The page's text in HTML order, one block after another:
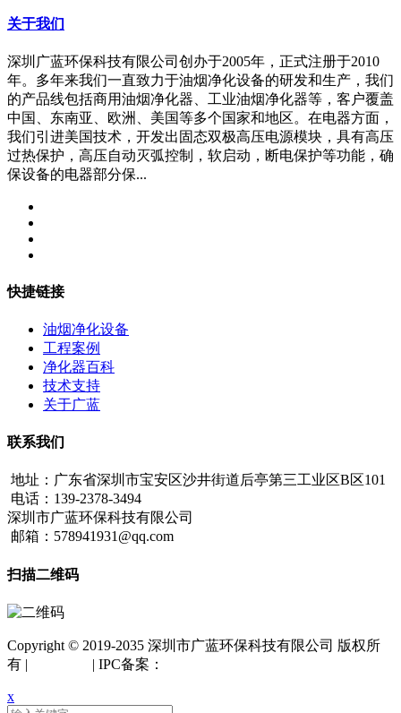
关于我们
深圳广蓝环保科技有限公司创办于2005年，正式注册于2010
年。多年来我们一直致力于油烟净化设备的研发和生产，我们
的产品线包括商用油烟净化器、工业油烟净化器等，客户覆盖
中国、东南亚、欧洲、美国等多个国家和地区。在电器方面，
我们引进美国技术，开发出固态双极高压电源模块，具有高压
过热保护，高压自动灭弧控制，软启动，断电保护等功能，确
保设备的电器部分保...
快捷链接
油烟净化设备
工程案例
净化器百科
技术支持
关于广蓝
联系我们
地址：广东省深圳市宝安区沙井街道后亭第三工业区B区101
电话：139-2378-3494
深圳市广蓝环保科技有限公司
邮箱：578941931@qq.com
扫描二维码
Copyright © 2019-2035 深圳市广蓝环保科技有限公司 版权所
有 |
| IPC备案：
x